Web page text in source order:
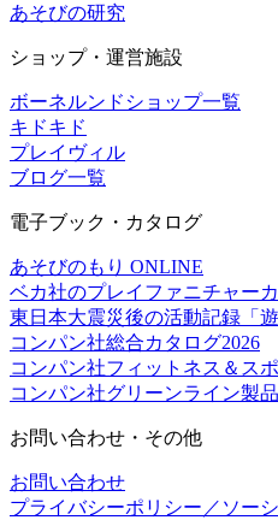
あそびの研究
ショップ・運営施設
ボーネルンドショップ一覧
キドキド
プレイヴィル
ブログ一覧
電子ブック・カタログ
あそびのもり ONLINE
ベカ社のプレイファニチャー
東日本大震災後の活動記録「
コンパン社総合カタログ2026
コンパン社フィットネス＆ス
コンパン社グリーンライン製
お問い合わせ・その他
お問い合わせ
プライバシーポリシー／ソー